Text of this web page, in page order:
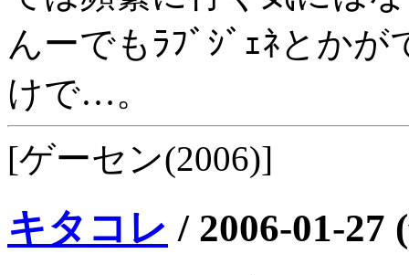
んーでもﾗﾌﾞｼﾞｪﾈとか
けで…。
[ゲーセン(2006)]
キタコレ / 2006-01-27